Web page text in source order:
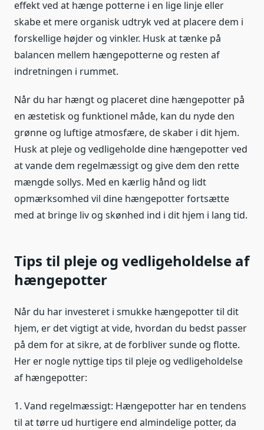
effekt ved at hænge potterne i en lige linje eller
skabe et mere organisk udtryk ved at placere dem i
forskellige højder og vinkler. Husk at tænke på
balancen mellem hængepotterne og resten af
indretningen i rummet.
Når du har hængt og placeret dine hængepotter på
en æstetisk og funktionel måde, kan du nyde den
grønne og luftige atmosfære, de skaber i dit hjem.
Husk at pleje og vedligeholde dine hængepotter ved
at vande dem regelmæssigt og give dem den rette
mængde sollys. Med en kærlig hånd og lidt
opmærksomhed vil dine hængepotter fortsætte
med at bringe liv og skønhed ind i dit hjem i lang tid.
Tips til pleje og vedligeholdelse af
hængepotter
Når du har investeret i smukke hængepotter til dit
hjem, er det vigtigt at vide, hvordan du bedst passer
på dem for at sikre, at de forbliver sunde og flotte.
Her er nogle nyttige tips til pleje og vedligeholdelse
af hængepotter:
1. Vand regelmæssigt: Hængepotter har en tendens
til at tørre ud hurtigere end almindelige potter, da